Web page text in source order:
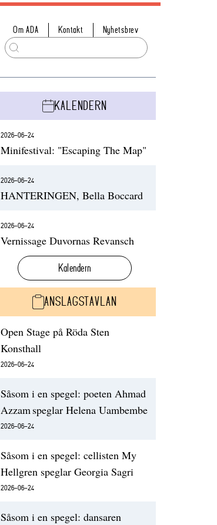
Om ADA Kontakt Nyhetsbrev
KALENDERN
2026-06-24
Minifestival: "Escaping The Map"
2026-06-24
HANTERINGEN, Bella Boccard
2026-06-24
Vernissage Duvornas Revansch
Kalendern
ANSLAGSTAVLAN
Open Stage på Röda Sten
Konsthall
2026-06-24
Såsom i en spegel: poeten Ahmad
Azzam speglar Helena Uambembe
2026-06-24
Såsom i en spegel: cellisten My
Hellgren speglar Georgia Sagri
2026-06-24
Såsom i en spegel: dansaren